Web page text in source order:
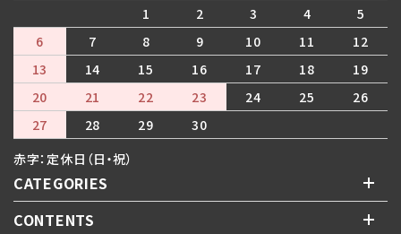
1
2 3 4
5
6
7 8 9 10 11
12
13
14 15 16 17 18
19
20
21 22 23 24 25
26
27
28 29
30
赤字：定休日（日・祝）
CATEGORIES
CONTENTS